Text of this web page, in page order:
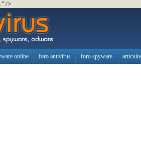
/>
online foro antivirus foro spyware